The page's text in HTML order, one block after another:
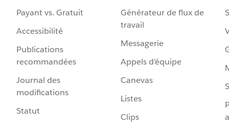
Payant vs. Gratuit
Accessibilité
Publications
recommandées
Journal des
modifications
Statut
Générateur de flux de
travail
Messagerie
Appels d’équipe
Canevas
Listes
Clips